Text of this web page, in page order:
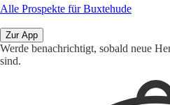
Alle Prospekte für Buxtehude
Zur App
Werde benachrichtigt, sobald neue
sind.